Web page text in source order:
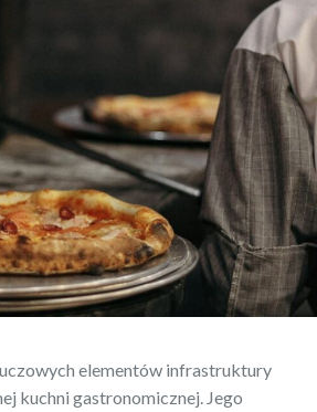
elementów infrastruktury
kuchni gastronomicznej. Jego